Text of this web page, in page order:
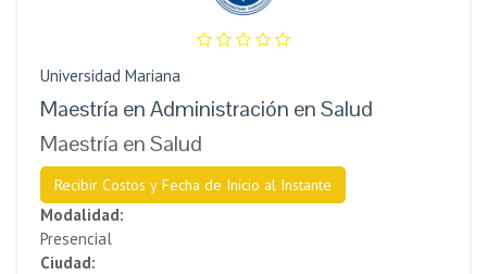
Universidad Mariana
Maestría en Administración en Salud
Maestría en Salud
Recibir Costos y Fecha de Inicio al Instante
Modalidad:
Presencial
Ciudad: